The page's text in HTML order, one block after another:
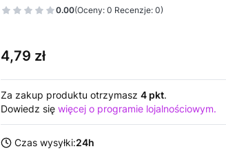
0.00(Oceny: 0 Recenzje: 0)
Cena
4,79 zł
Za zakup produktu otrzymasz 4 pkt.
Dowiedz się więcej o programie lojalnościowym.
Czas wysyłki:24h